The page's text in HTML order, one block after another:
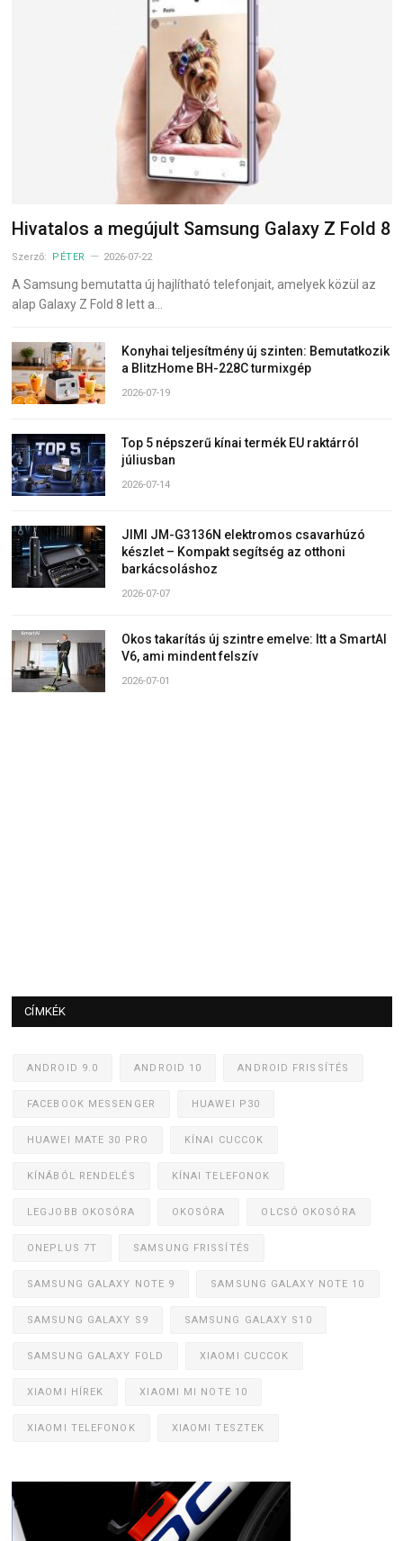
Hivatalos a megújult Samsung Galaxy Z Fold 8
Szerző: PÉTER 2026-07-22
A Samsung bemutatta új hajlítható telefonjait, amelyek közül az
alap Galaxy Z Fold 8 lett a…
Konyhai teljesítmény új szinten: Bemutatkozik
a BlitzHome BH-228C turmixgép
2026-07-19
Top 5 népszerű kínai termék EU raktárról
júliusban
2026-07-14
JIMI JM-G3136N elektromos csavarhúzó
készlet – Kompakt segítség az otthoni
barkácsoláshoz
2026-07-07
Okos takarítás új szintre emelve: Itt a SmartAI
V6, ami mindent felszív
2026-07-01
CÍMKÉK
ANDROID 9.0 ANDROID 10 ANDROID FRISSÍTÉS
FACEBOOK MESSENGER HUAWEI P30
HUAWEI MATE 30 PRO KÍNAI CUCCOK
KÍNÁBÓL RENDELÉS KÍNAI TELEFONOK
LEGJOBB OKOSÓRA OKOSÓRA OLCSÓ OKOSÓRA
ONEPLUS 7T SAMSUNG FRISSÍTÉS
SAMSUNG GALAXY NOTE 9 SAMSUNG GALAXY NOTE 10
SAMSUNG GALAXY S9 SAMSUNG GALAXY S10
SAMSUNG GALAXY FOLD XIAOMI CUCCOK
XIAOMI HÍREK XIAOMI MI NOTE 10
XIAOMI TELEFONOK XIAOMI TESZTEK